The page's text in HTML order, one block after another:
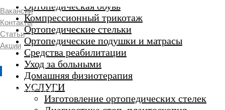
г. Люберцы
Пн-Вс 9:00 - 20:45
Ортопедическая обувь
Компрессионный трикотаж
Ортопедические стельки
Ортопедические подушки и матрасы
Средства реабилитации
Уход за больными
Домашняя физиотерапия
УСЛУГИ
Изготовление ортопедических стелек
Вакансии
Контакты
Статьи
Акции